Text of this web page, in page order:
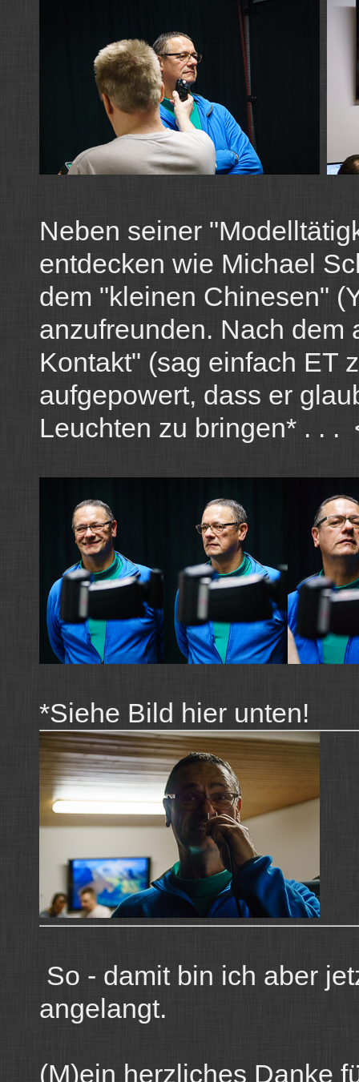
Neben seiner
entdecken wie Michael
dem "kleinen Chinesen"
anzufreunden. Nach
Kontakt" (sag einfach ET
aufgepowert, dass er
Leuchten zu bringen* . . .
*Siehe Bild hier unten!
So - damit bin ich aber
angelangt.
(M)ein herzliches Danke